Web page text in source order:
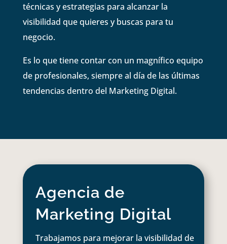
técnicas y estrategias para alcanzar la
visibilidad que quieres y buscas para tu
negocio.
Es lo que tiene contar con un magnífico equipo
de profesionales, siempre al día de las últimas
tendencias dentro del Marketing Digital.
Agencia de
Marketing Digital
Trabajamos para mejorar la visibilidad de